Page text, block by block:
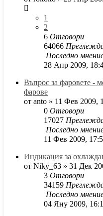
1
2
6 Отговори
64066
Последно
28 Апр 2009,
Въпрос за фаровете -
фарове
от anto » 11 Фев 2009,
0 Отговори
17027
Последно
11 Фев 2009,
Индикация за
от Niky_63 » 31 Дек
3 Отговори
34159
Последно
04 Яну 2009,